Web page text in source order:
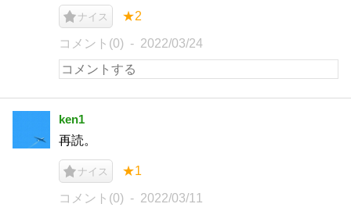
ナイス ★2
コメント(0) 2022/03/24
ken1
再読。
ナイス ★1
コメント(0) 2022/03/11